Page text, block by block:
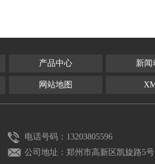
产品中心 新闻
网站地图
电话号码：13203805596
公司地址：郑州市高新区凯旋路5号